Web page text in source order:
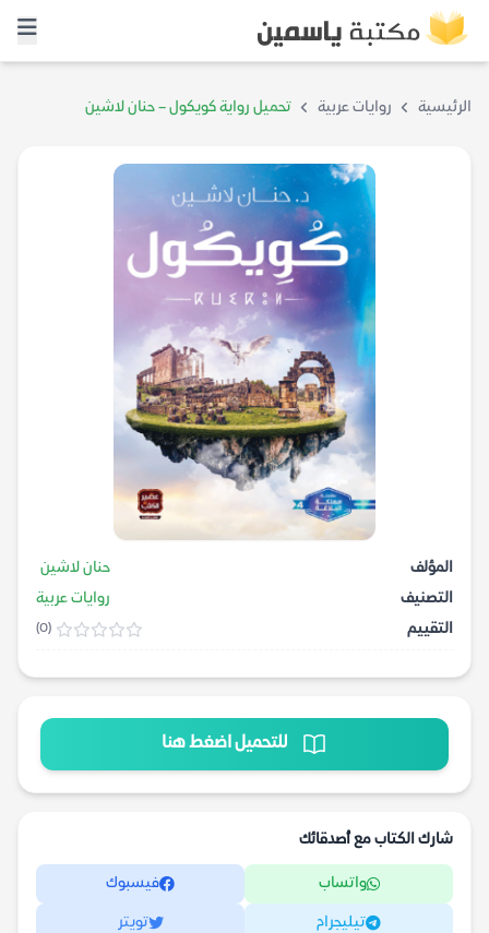
الرئيسية روايات عربية تحميل رواية كويكول – حنان لاشين
المؤلف
حنان لاشين
التصنيف
روايات عربية
التقييم
(0)
للتحميل اضغط هنا
شارك الكتاب مع أصدقائك
واتساب فيسبوك
تيليجرام تويتر